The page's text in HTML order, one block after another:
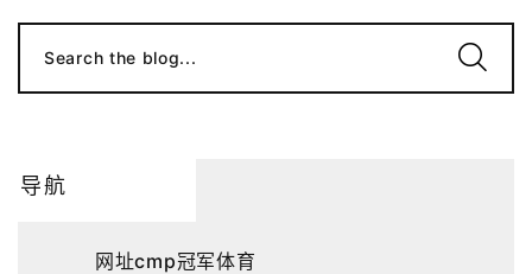
Search the blog...
导航
网址cmp冠军体育